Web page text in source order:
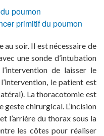
poumon
primitif du poumon
au soir. Il est nécessaire de
une sonde d’intubation
de laisser le
le patient est
La thoracotomie est
geste chirurgical. L’incision
l’arrière du thorax sous la
les côtes pour réaliser